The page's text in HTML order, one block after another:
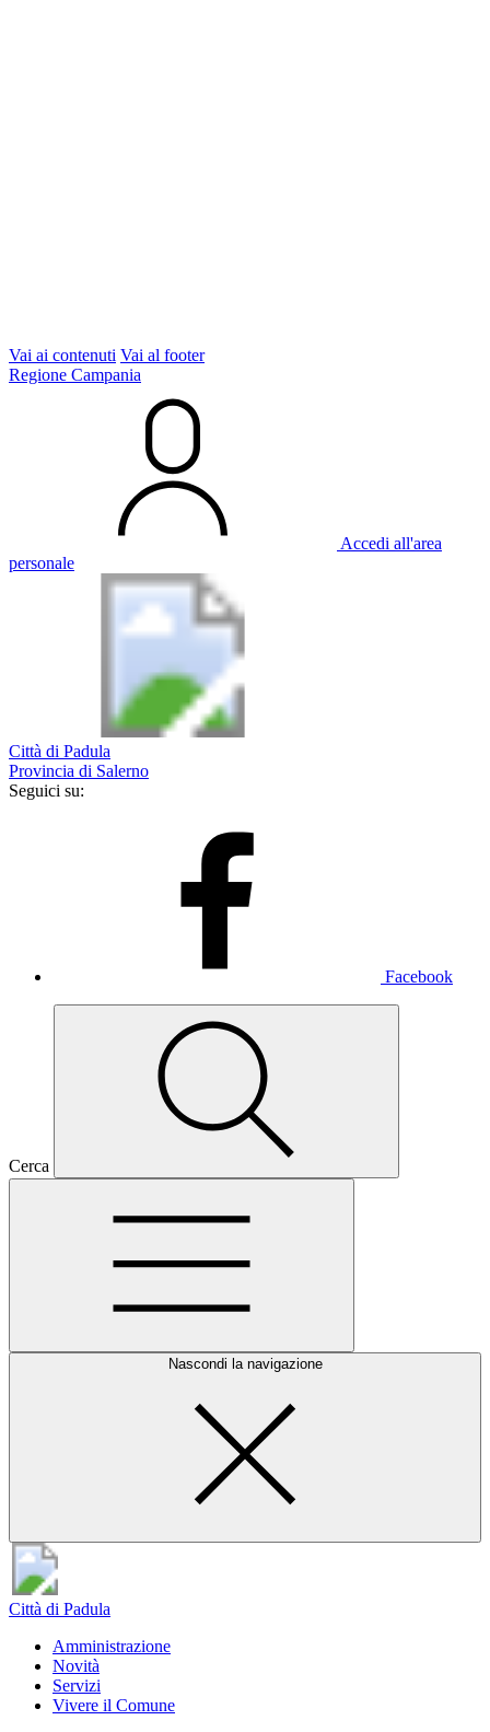
Vai ai contenuti Vai al footer
Regione Campania
Accedi all'area
personale
Città di Padula
Provincia di Salerno
Seguici su:
Facebook
Cerca
Nascondi la navigazione
Città di Padula
Amministrazione
Novità
Servizi
Vivere il Comune